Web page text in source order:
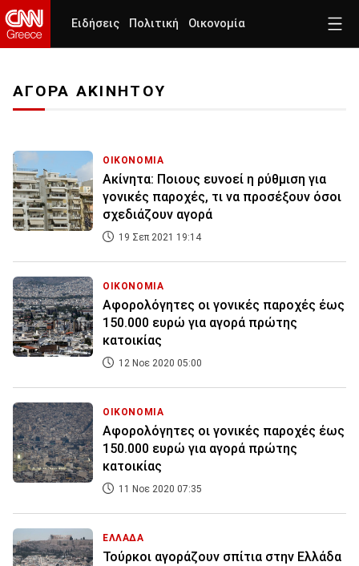
Ειδήσεις Πολιτική Οικονομία
ΑΓΟΡΑ ΑΚΙΝΗΤΟΥ
ΟΙΚΟΝΟΜΙΑ
Ακίνητα: Ποιους ευνοεί η ρύθμιση για
γονικές παροχές, τι να προσέξουν όσοι
σχεδιάζουν αγορά
19 Σεπ 2021 19:14
ΟΙΚΟΝΟΜΙΑ
Αφορολόγητες οι γονικές παροχές έως
150.000 ευρώ για αγορά πρώτης
κατοικίας
12 Νοε 2020 05:00
ΟΙΚΟΝΟΜΙΑ
Αφορολόγητες οι γονικές παροχές έως
150.000 ευρώ για αγορά πρώτης
κατοικίας
11 Νοε 2020 07:35
ΕΛΛΑΔΑ
Τούρκοι αγοράζουν σπίτια στην Ελλάδα